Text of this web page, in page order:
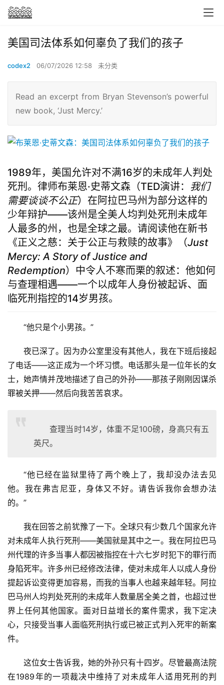
美国司法体系如何辜负了我们的孩子
codex2 06/07/2026 12:58 未分类
Read an excerpt from Bryan Stevenson’s powerful
new book, ‘Just Mercy.’
1989年，美国允许对不满16岁的未成年人判处
死刑。律师布莱恩·史蒂文森（TED演讲： 我们
需要谈谈不公正）在阿拉巴马州为部分这样的
少年辩护——该州是全美人均判处死刑未成年
人最多的州，也是全球之最。请阅读他在新书
《正义之慈：关于公正与救赎的故事》（Just
Mercy: A Story of Justice and
Redemption）中令人不寒而栗的叙述：他如何
与查理相遇——一个以成年人身份被起诉、面
临死刑指控的14岁男孩。
“他只是个小男孩。”
夜已深了。因为办公室里没有其他人，我在下班后接起
了电话——这正成为一个坏习惯。电话那头是一位年长的女
士，她声情并茂地描述了自己的外孙——那孩子刚刚因谋杀
罪被关押——然后向我苦苦哀求。
查理当时14岁，体重不足100磅，身高只有五
英尺。
“他已经在监狱里待了两个晚上了，我却没办法去见
他。我在弗吉尼亚，身体又不好。请告诉我你会想办法
的。”
我在回答之前犹豫了一下。全球只有少数几个国家允许
对未成年人执行死刑——美国就是其中之一。我在阿拉巴马
州代理的许多当事人都因被指控在十六七岁时犯下的罪行而
身陷死牢。许多州已经修改法律，使对未成年人以成人身份
提起诉讼变得更加容易，而我的当事人也越来越年轻。阿拉
巴马州人均判处死刑的未成年人数量居全美之首，也超过世
界上任何其他国家。面对日益增长的案件需求，我下定决
心，只接受当事人面临死刑执行或已被正式判入死牢的新案
件。
这位女士告诉我，她的外孙只有十四岁。尽管最高法院
在1989年的一项裁决中维持了对未成年人适用死刑的判